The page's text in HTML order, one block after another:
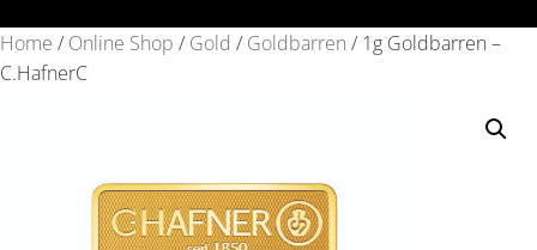
Home / Online Shop / Gold / Goldbarren / 1g Goldbarren –
C.HafnerC